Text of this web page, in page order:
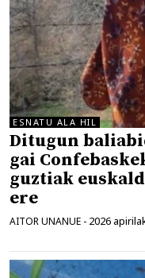
ESNATU ALA HIL
Ditugun
gai
guztiak
ere
AITOR UNANUE - 2026